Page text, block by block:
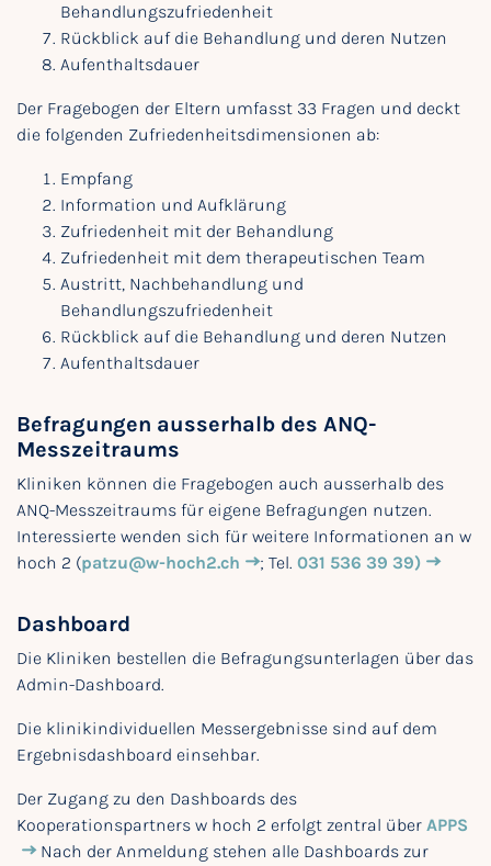
Behandlungszufriedenheit
Rückblick auf die Behandlung und deren Nutzen
Aufenthaltsdauer
Der Fragebogen der Eltern umfasst 33 Fragen und deckt
die folgenden Zufriedenheitsdimensionen ab:
Empfang
Information und Aufklärung
Zufriedenheit mit der Behandlung
Zufriedenheit mit dem therapeutischen Team
Austritt, Nachbehandlung und
Behandlungszufriedenheit
Rückblick auf die Behandlung und deren Nutzen
Aufenthaltsdauer
Befragungen ausserhalb des ANQ-
Messzeitraums
Kliniken können die Fragebogen auch ausserhalb des
ANQ-Messzeitraums für eigene Befragungen nutzen.
Interessierte wenden sich für weitere Informationen an w
hoch 2 (patzu@w-hoch2.ch ; Tel. 031 536 39 39)
Dashboard
Die Kliniken bestellen die Befragungsunterlagen über das
Admin-Dashboard.
Die klinikindividuellen Messergebnisse sind auf dem
Ergebnisdashboard einsehbar.
Der Zugang zu den Dashboards des
Kooperationspartners w hoch 2 erfolgt zentral über APPS
Nach der Anmeldung stehen alle Dashboards zur